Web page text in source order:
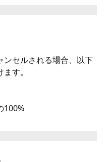
ンセルされる場合、以下
す。
100%